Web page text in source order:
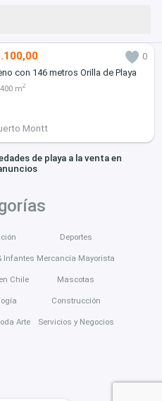
0
con 146 metros Orilla de Playa
m2
Montt
de playa a la venta en
Infantes
Chile
Arte
Deportes
Mercancía Mayorista
Mascotas
Construcción
Servicios y Negocios